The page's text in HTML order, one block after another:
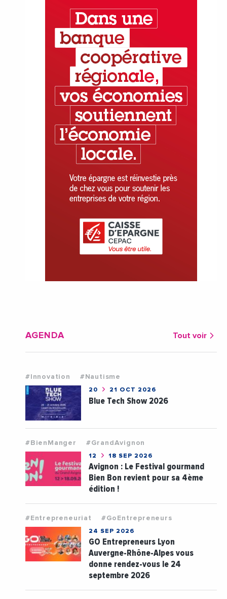
AGENDA Tout voir
#Innovation #Nautisme
20 21 OCT 2026
Blue Tech Show 2026
#BienManger #GrandAvignon
12 18 SEP 2026
Avignon : Le Festival gourmand
Bien Bon revient pour sa 4ème
édition !
#Entrepreneuriat #GoEntrepreneurs
24 SEP 2026
GO Entrepreneurs Lyon
Auvergne-Rhône-Alpes vous
donne rendez-vous le 24
septembre 2026